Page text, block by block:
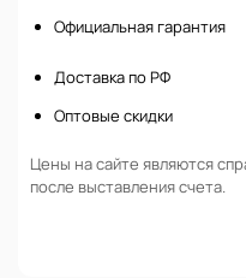
Официальная гарантия
Доставка по РФ
Оптовые скидки
Цены на сайте являются
после выставления счета.